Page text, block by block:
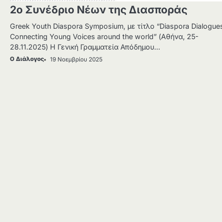
2ο Συνέδριο Νέων της Διασποράς
Greek Youth Diaspora Symposium, με τίτλο “Diaspora
Connecting Young Voices around the world” (Αθήνα, 25-
28.11.2025) Η Γενική Γραμματεία Απόδημου…
Ο Διάλογος 19 Νοεμβρίου 2025